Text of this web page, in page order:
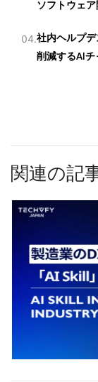
ソフトウェ
04.社内ヘルプ
削減するAI
関連の記